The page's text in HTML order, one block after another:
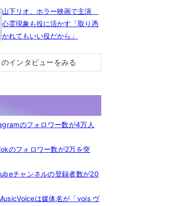
山下リオ、ホラー映画で主演
心霊現象も役に活かす「取り憑
かれてもいい役だから」
インタビューをみる
のフォロワー数が4万人
のフォロワー数が2万を突
チャンネルの登録者数が20
は媒体名が「vois ヴ